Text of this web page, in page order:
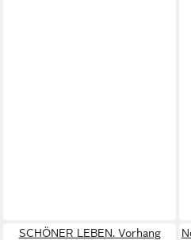
SCHÖNER LEBEN. Vorhang